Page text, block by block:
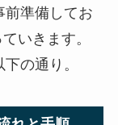
前準備してお
いきます。
の通り。